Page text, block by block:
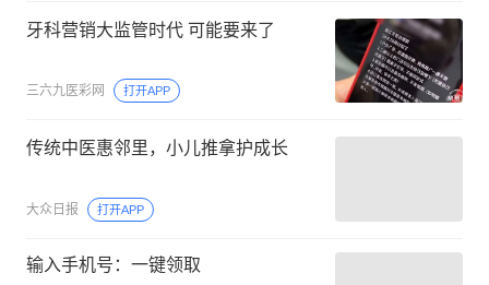
牙科营销大监管时代 可能要来了
三六九医彩网 打开APP
传统中医惠邻里，小儿推拿护成长
大众日报 打开APP
输入手机号：一键领取